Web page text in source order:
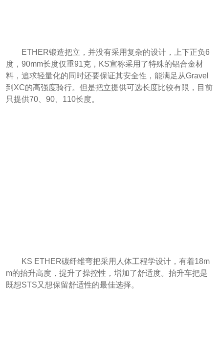
ETHER锻造把立，并没有采用复杂的设计，上下正负6
度，90mm长度仅重91克，KS宣称采用了特殊的铝合金材
料，追求轻量化的同时还要保证其安全性，能满足从Gravel
到XC的高强度骑行。但是把立提供可选长度比较有限，目前
只提供70、90、110长度。
KS ETHER碳纤维弯把采用人体工程学设计，有着18m
m的抬升高度，提升了操控性，增加了舒适度。抬升车把是
既想STS又想保留舒适性的最佳选择。